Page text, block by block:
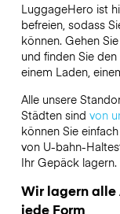
LuggageHero ist
befreien, sodass
können. Gehen
und finden Sie
einem Laden,
Alle unsere
Städten sind von
können Sie
von U-bahn-
Ihr Gepäck lagern.
Wir lagern alle
jede Form